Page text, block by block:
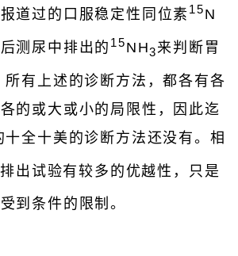
道过的口服稳定性同位素 15N
测尿中排出的 15NH3来判断胃
所有上述的诊断方法，都各有各
的或大或小的局限性，因此迄
全十美的诊断方法还没有。相
排出试验有较多的优越性，只是
到条件的限制。